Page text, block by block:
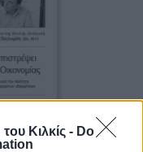
Κιλκίς - Do